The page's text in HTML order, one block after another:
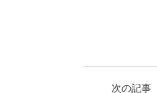
次の記事